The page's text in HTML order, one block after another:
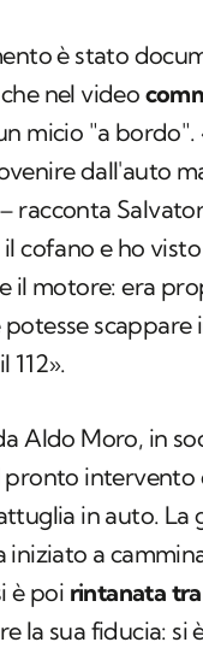
è stato
nel video
micio "a bordo".
dall'auto
– racconta
cofano e ho
il motore: era
potesse
112».
Aldo Moro, in
pronto intervento
in auto. La
iniziato a
è poi rintanata
la sua fiducia: si